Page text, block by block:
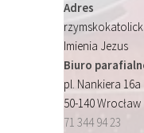
Adres
Imienia Jezus
Biuro
pl. Nankiera 16a
50-140 Wrocław
71 344 94 23